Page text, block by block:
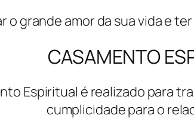
grande amor da sua vida e
CASAMENTO
Espiritual é realizado para
cumplicidade para o